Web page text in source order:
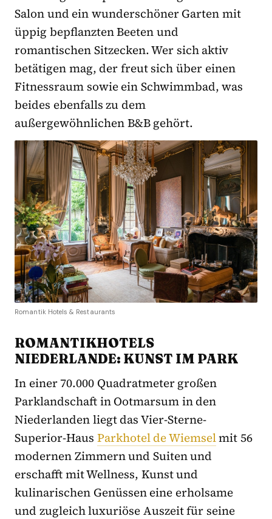
Salon und ein wunderschöner Garten mit
üppig bepflanzten Beeten und
romantischen Sitzecken. Wer sich aktiv
betätigen mag, der freut sich über einen
Fitnessraum sowie ein Schwimmbad, was
beides ebenfalls zu dem
außergewöhnlichen B&B gehört.
Romantik Hotels & Restaurants
ROMANTIKHOTELS
NIEDERLANDE: KUNST IM PARK
In einer 70.000 Quadratmeter großen
Parklandschaft in Ootmarsum in den
Niederlanden liegt das Vier-Sterne-
Superior-Haus Parkhotel de Wiemselmit 56
modernen Zimmern und Suiten und
erschafft mit Wellness, Kunst und
kulinarischen Genüssen eine erholsame
und zugleich luxuriöse Auszeit für seine